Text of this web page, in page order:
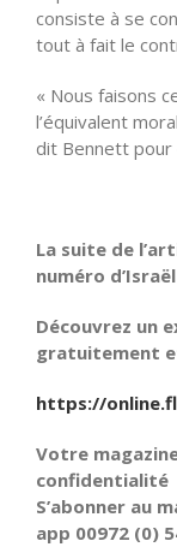
consiste à se
tout à fait le
« Nous faisons
l’équivalent
dit Bennett pour
La suite de
numéro
Découvrez un
gratuitement
https://
Votre
confidentialité
S’abonner au
app 00972 (0)